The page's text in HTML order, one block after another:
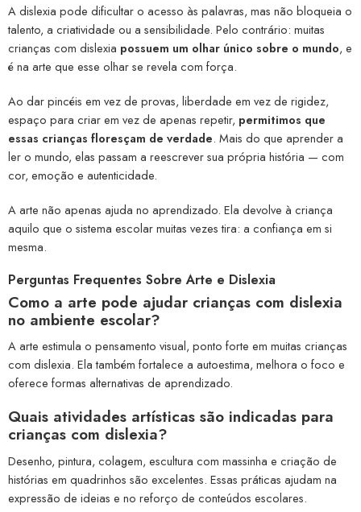
A dislexia pode dificultar o acesso às palavras, mas não bloqueia o
talento, a criatividade ou a sensibilidade. Pelo contrário: muitas
crianças com dislexia possuem um olhar único sobre o mundo, e
é na arte que esse olhar se revela com força.
Ao dar pincéis em vez de provas, liberdade em vez de rigidez,
espaço para criar em vez de apenas repetir, permitimos que
essas crianças floresçam de verdade. Mais do que aprender a
ler o mundo, elas passam a reescrever sua própria história — com
cor, emoção e autenticidade.
A arte não apenas ajuda no aprendizado. Ela devolve à criança
aquilo que o sistema escolar muitas vezes tira: a confiança em si
mesma.
Perguntas Frequentes Sobre Arte e Dislexia
Como a arte pode ajudar crianças com dislexia
no ambiente escolar?
A arte estimula o pensamento visual, ponto forte em muitas crianças
com dislexia. Ela também fortalece a autoestima, melhora o foco e
oferece formas alternativas de aprendizado.
Quais atividades artísticas são indicadas para
crianças com dislexia?
Desenho, pintura, colagem, escultura com massinha e criação de
histórias em quadrinhos são excelentes. Essas práticas ajudam na
expressão de ideias e no reforço de conteúdos escolares.